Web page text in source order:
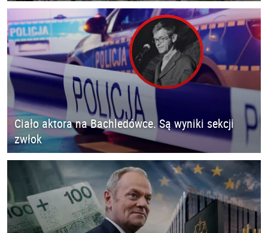
Ciało aktora na Bachledówce. Są wyniki sekcji
zwłok